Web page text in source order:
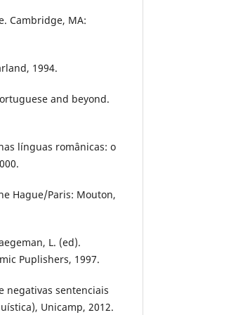
Cambridge, MA:
1994.
and beyond.
línguas românicas: o
Hague/Paris: Mouton,
L. (ed).
Puplishers, 1997.
negativas sentenciais
Unicamp, 2012.